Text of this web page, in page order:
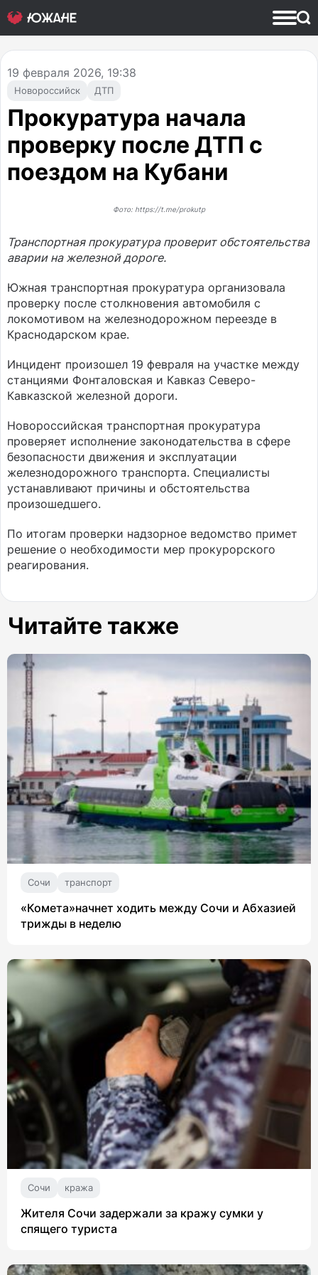
Новороссийск ДТП
19 февраля 2026, 19:38
Прокуратура начала
проверку после ДТП с
поездом на Кубани
Фото: https://t.me/prokutp
Транспортная прокуратура проверит обстоятельства
аварии на железной дороге.
Южная транспортная прокуратура организовала
проверку после столкновения автомобиля с
локомотивом на железнодорожном переезде в
Краснодарском крае.
Инцидент произошел 19 февраля на участке между
станциями Фонталовская и Кавказ Северо-
Кавказской железной дороги.
Новороссийская транспортная прокуратура
проверяет исполнение законодательства в сфере
безопасности движения и эксплуатации
железнодорожного транспорта. Специалисты
устанавливают причины и обстоятельства
произошедшего.
По итогам проверки надзорное ведомство примет
решение о необходимости мер прокурорского
реагирования.
Читайте также
Сочи транспорт
«Комета»начнет ходить между Сочи и Абхазией
трижды в неделю
Сочи кража
Жителя Сочи задержали за кражу сумки у
спящего туриста